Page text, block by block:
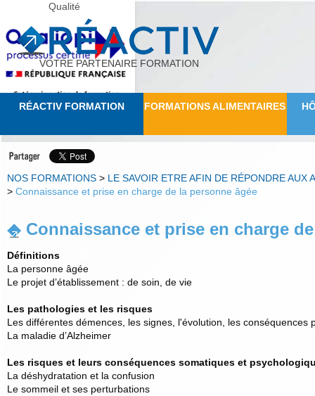
Qualité
VOTRE PARTENAIRE FORMATION
RÉACTIV FORMATION FORMATIONS ALIMENTAIRES
NOS FORMATIONS > LE SAVOIR ETRE AFIN DE RÉPONDRE AUX
> Connaissance et prise en charge de la personne âgée
Connaissance et prise en charge
Définitions
La personne âgée
Le projet d’établissement : de soin, de vie
Les pathologies et les risques
Les différentes démences, les signes, l'évolution, les conséquences
La maladie d’Alzheimer
Les risques et leurs conséquences somatiques et
La déshydratation et la confusion
Le sommeil et ses perturbations